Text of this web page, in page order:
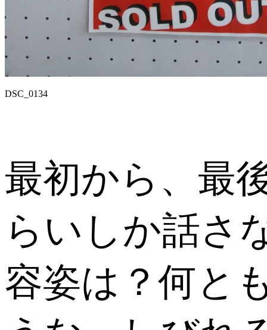
DSC_0134
最初から、最
らいしか話さ
容姿は？何と